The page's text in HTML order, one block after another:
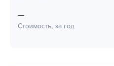
—
Стоимость, за год